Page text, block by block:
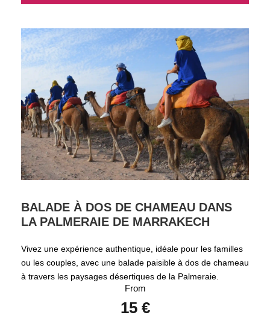
BALADE À DOS DE CHAMEAU DANS
LA PALMERAIE DE MARRAKECH
Vivez une expérience authentique, idéale pour les familles
ou les couples, avec une balade paisible à dos de chameau
à travers les paysages désertiques de la Palmeraie.
From
15 €